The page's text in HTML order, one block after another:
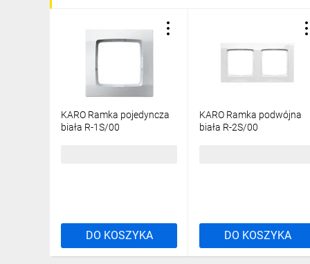
KARO Ramka pojedyncza
biała R-1S/00
DO KOSZYKA
KARO Ramka podwójna
biała R-2S/00
DO KOSZYKA